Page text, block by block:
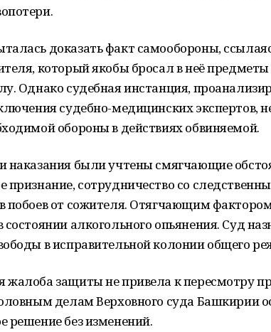
доказать факт самообороны,
который якобы бросал в неё
Однако судебная инстанция,
судебно-медицинских экспертов,
обороны в действиях обвиняемой.
наказания были учтены смягчающие
признание, сотрудничество со
побоев от сожителя. Отягчающим
состоянии алкогольного опьянения. Суд
в исправительной колонии общего
защиты не привела к пересмотру
делам Верховного суда Башкирии
решение без изменений.